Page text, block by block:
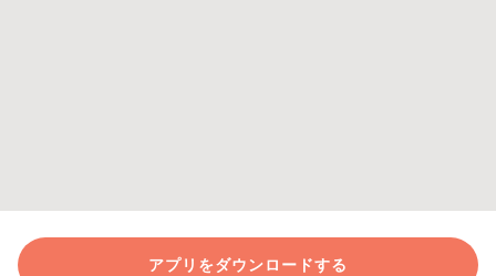
アプリをダウンロードする